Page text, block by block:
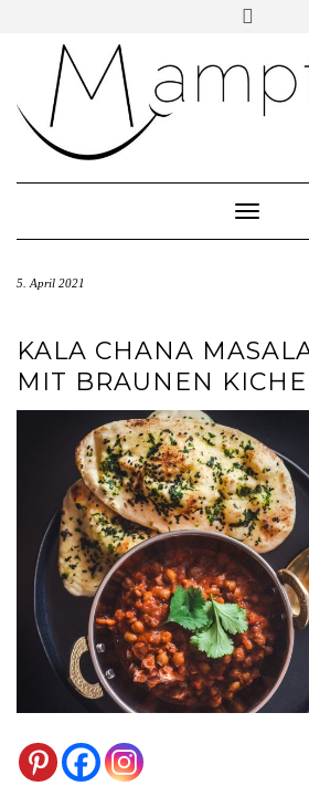
IMPRESSUM
DATENSCHUTZ
Toggle
5. April 2021
KALA CHANA
MIT BRAUNEN